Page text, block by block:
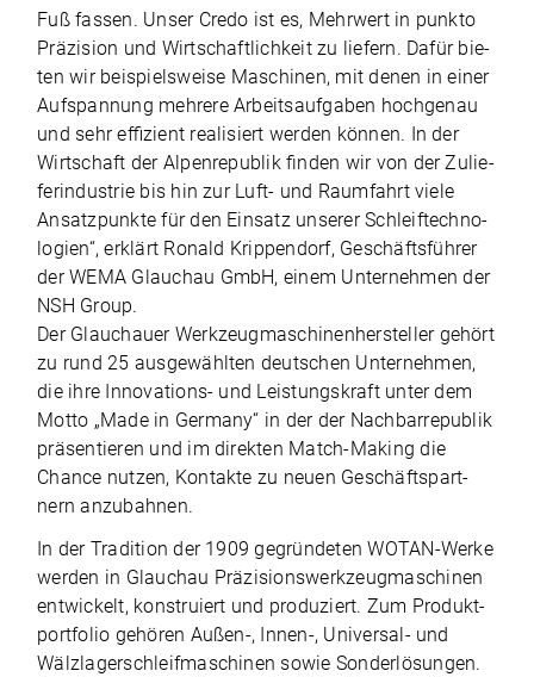
Fuß fas­sen. Unser Credo ist es, Mehr­wert in punkto
Prä­zi­sion und Wirt­schaft­lich­keit zu lie­fern. Dafür bie­
ten wir bei­spiels­weise Maschi­nen, mit denen in einer
Auf­span­nung meh­rere Arbeits­auf­ga­ben hoch­ge­nau
und sehr effi­zi­ent rea­li­siert wer­den kön­nen. In der
Wirt­schaft der Alpen­re­pu­blik fin­den wir von der Zulie­
fer­indus­trie bis hin zur Luft- und Raum­fahrt viele
Ansatz­punkte für den Ein­satz unse­rer Schleif­tech­no­
lo­gien“, erklärt Ronald Krip­pen­dorf, Geschäfts­füh­rer
der WEMA Glauchau GmbH, einem Unter­neh­men der
NSH Group.
Der Glauch­auer Werk­zeug­ma­schi­nen­her­stel­ler gehört
zu rund 25 aus­ge­wähl­ten deut­schen Unter­neh­men,
die ihre Inno­va­tions- und Leis­tungs­kraft unter dem
Motto „Made in Germany“ in der der Nach­bar­re­pu­blik
prä­sen­tie­ren und im direk­ten Match-Making die
Chance nut­zen, Kon­takte zu neuen Geschäfts­part­
nern anzubahnen.
In der Tra­di­tion der 1909 gegrün­de­ten WOTAN-Werke
wer­den in Glauchau Präzisions­werk­zeug­maschinen
ent­wi­ckelt, kon­stru­iert und pro­du­ziert. Zum Pro­dukt­
port­fo­lio gehö­ren Außen‑, Innen‑, Uni­ver­sal- und
Wälz­lager­schleif­maschinen sowie Son­der­lö­sun­gen.